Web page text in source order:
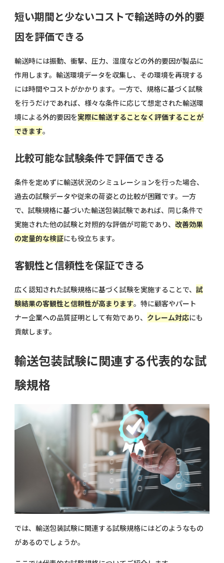
短い期間と少ないコストで輸送時の外的要
因を評価できる
輸送時には振動、衝撃、圧力、湿度などの外的要因が製品に
作用します。輸送環境データを収集し、その環境を再現する
には時間やコストがかかります。一方で、規格に基づく試験
を行うだけであれば、様々な条件に応じて想定された輸送環
境による外的要因を実際に輸送することなく評価することが
できます。
比較可能な試験条件で評価できる
条件を定めずに輸送状況のシミュレーションを行った場合、
過去の試験データや従来の荷姿との比較が困難です。一方
で、試験規格に基づいた輸送包装試験であれば、同じ条件で
実施された他の試験と対照的な評価が可能であり、 改善効果
の定量的な検証にも役立ちます。
客観性と信頼性を保証できる
広く認知された試験規格に基づく試験を実施することで、試
験結果の客観性と信頼性が高まります。特に顧客やパート
ナー企業への品質証明として有効であり、 クレーム対応にも
貢献します。
輸送包装試験に関連する代表的な試
験規格
では、輸送包装試験に関連する試験規格にはどのようなもの
があるのでしょうか。